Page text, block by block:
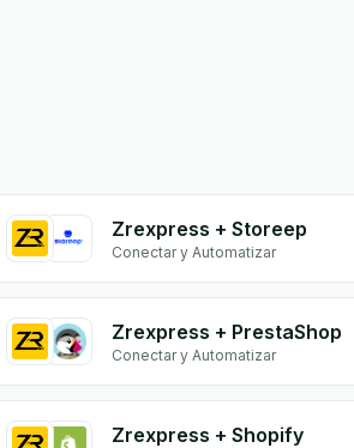
Zrexpress + Storeep
Conectar y Automatizar
Zrexpress + PrestaShop
Conectar y Automatizar
Zrexpress + Shopify